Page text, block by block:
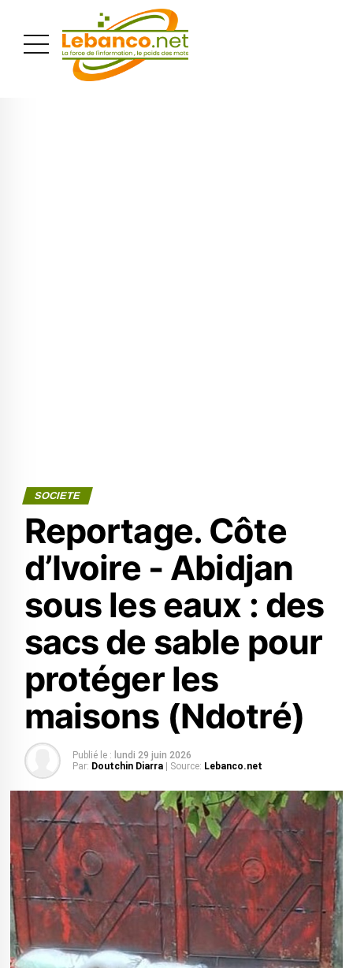
SOCIETE
Reportage. Côte
d’Ivoire - Abidjan
sous les eaux : des
sacs de sable pour
protéger les
maisons (Ndotré)
Publié le : lundi 29 juin 2026
Par: Doutchin Diarra | Source: Lebanco.net